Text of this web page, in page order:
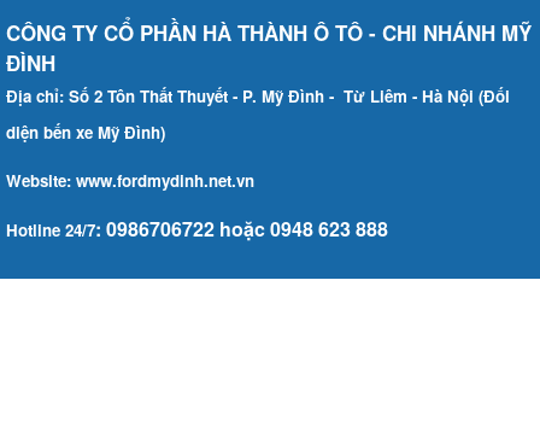
CÔNG TY CỔ PHẦN HÀ THÀNH Ô TÔ - CHI NHÁNH MỸ
ĐÌNH
Địa chỉ: Số 2 Tôn Thất Thuyết - P. Mỹ Đình - Từ Liêm - Hà Nội (Đối
diện bến xe Mỹ Đình)
Website: www.fordmydinh.net.vn
Hotline 24/7: 0986706722 hoặc 0948 623 888